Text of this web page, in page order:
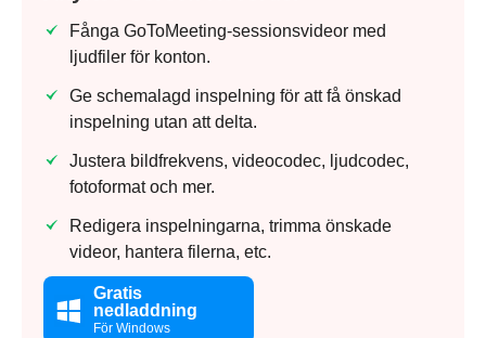
Fånga GoToMeeting-sessionsvideor med
ljudfiler för konton.
Ge schemalagd inspelning för att få önskad
inspelning utan att delta.
Justera bildfrekvens, videocodec, ljudcodec,
fotoformat och mer.
Redigera inspelningarna, trimma önskade
videor, hantera filerna, etc.
Gratis
nedladdning
För Windows